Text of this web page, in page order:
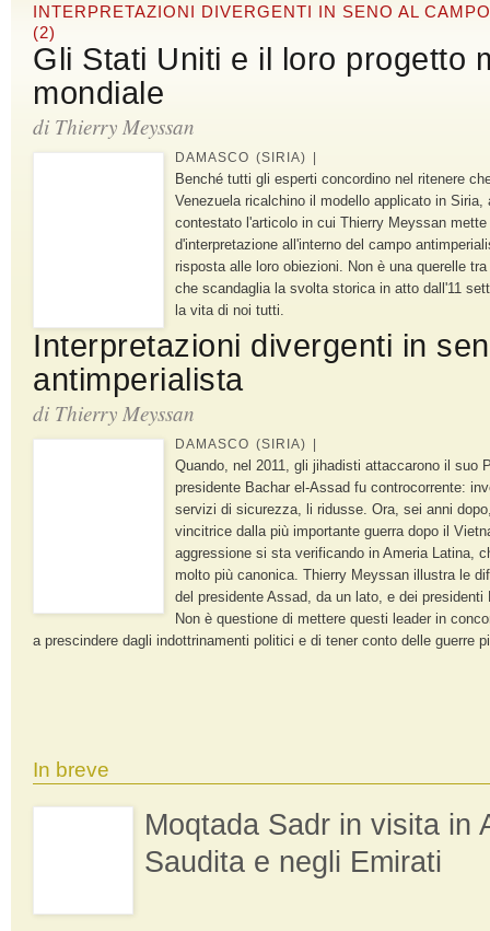
INTERPRETAZIONI DIVERGENTI IN SENO AL
(2)
Gli Stati Uniti e il loro progetto
mondiale
di Thierry Meyssan
DAMASCO (SIRIA) |
Benché tutti gli esperti concordino nel ritenere
Venezuela ricalchino il modello applicato in Siria,
contestato l'articolo in cui Thierry Meyssan
d'interpretazione all'interno del campo
risposta alle loro obiezioni. Non è una querelle
che scandaglia la svolta storica in atto dall'11
la vita di noi tutti.
Interpretazioni divergenti in
antimperialista
di Thierry Meyssan
DAMASCO (SIRIA) |
Quando, nel 2011, gli jihadisti attaccarono il suo
presidente Bachar el-Assad fu controcorrente:
servizi di sicurezza, li ridusse. Ora, sei anni
vincitrice dalla più importante guerra dopo il
aggressione si sta verificando in Ameria Latina,
molto più canonica. Thierry Meyssan illustra le
del presidente Assad, da un lato, e dei presidenti
Non è questione di mettere questi leader in
a prescindere dagli indottrinamenti politici e di tener conto delle guerre
In breve
Moqtada Sadr in visita in
Saudita e negli Emirati